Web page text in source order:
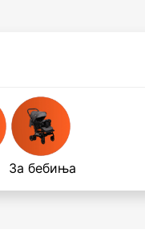
За бебиња